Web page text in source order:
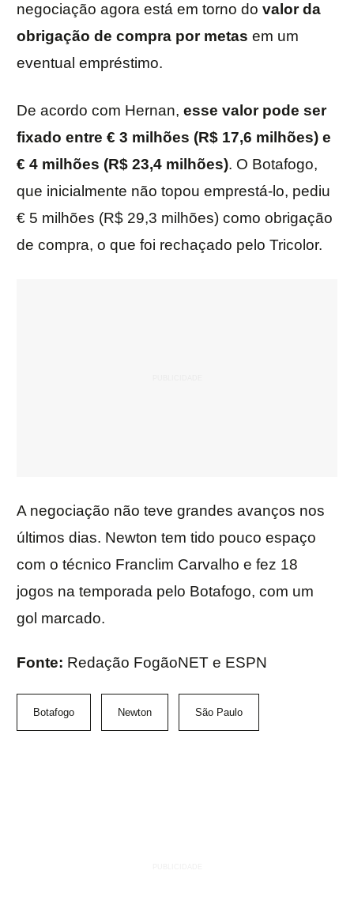
negociação agora está em torno do valor da
obrigação de compra por metas em um
eventual empréstimo.
De acordo com Hernan, esse valor pode ser
fixado entre € 3 milhões (R$ 17,6 milhões) e
€ 4 milhões (R$ 23,4 milhões). O Botafogo,
que inicialmente não topou emprestá-lo, pediu
€ 5 milhões (R$ 29,3 milhões) como obrigação
de compra, o que foi rechaçado pelo Tricolor.
A negociação não teve grandes avanços nos
últimos dias. Newton tem tido pouco espaço
com o técnico Franclim Carvalho e fez 18
jogos na temporada pelo Botafogo, com um
gol marcado.
Fonte: Redação FogãoNET e ESPN
Botafogo Newton São Paulo